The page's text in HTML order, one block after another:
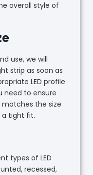
overall style of
use, we will
strip as soon as
LED profile
need to ensure
matches the size
a tight fit.
types of LED
recessed,